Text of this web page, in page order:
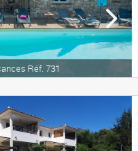
Réf. 731